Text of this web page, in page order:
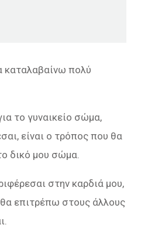
καταλαβαίνω πολύ
το γυναικείο σώμα,
είναι ο τρόπος που θα
δικό μου σώμα.
στην καρδιά μου,
επιτρέπω στους άλλους